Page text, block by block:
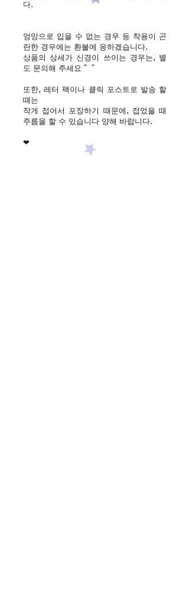
다.
엉망으로 입을 수 없는 경우 등 착용이 곤
란한 경우에는 환불에 응하겠습니다.
상품의 상세가 신경이 쓰이는 경우는, 별
도 문의해 주세요＾＾
또한, 레터 팩이나 클릭 포스트로 발송 할
때는
작게 접어서 포장하기 때문에, 접었을 때
주름을 할 수 있습니다 양해 바랍니다.
❤︎